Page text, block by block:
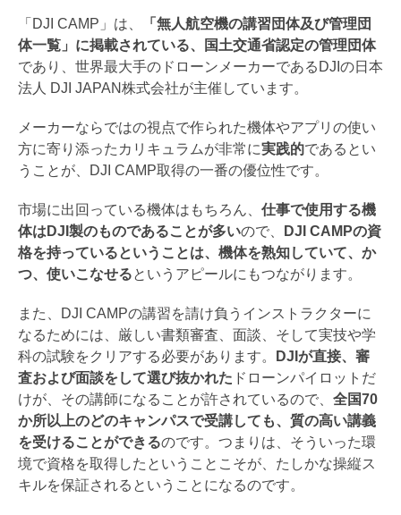
「DJI CAMP」は、
「無人航空機の講習団体及び管理団
体一覧」に掲載されている、国土交通省認定の管理団体
であり、世界最大手のドローンメーカーであるDJIの日本
法人 DJI JAPAN株式会社が主催しています。
メーカーならではの視点で作られた機体やアプリの使い
方に寄り添ったカリキュラムが非常に実践的であるとい
うことが、DJI CAMP取得の一番の優位性です。
市場に出回っている機体はもちろん、 仕事で使用する機
体はDJI製のものであることが多いので、
DJI CAMPの資
格を持っているということは、機体を熟知していて、か
つ、使いこなせるというアピールにもつながります。
また、DJI CAMPの講習を請け負うインストラクターに
なるためには、厳しい書類審査、面談、そして実技や学
科の試験をクリアする必要があります。
DJIが直接、審
査および面談をして選び抜かれた ドローンパイロットだ
けが、その講師になることが許されているので、 全国70
か所以上のどのキャンパスで受講しても、質の高い講義
を受けることができるのです。つまりは、そういった環
境で資格を取得したということこそが、たしかな操縦ス
キルを保証されるということになるのです。